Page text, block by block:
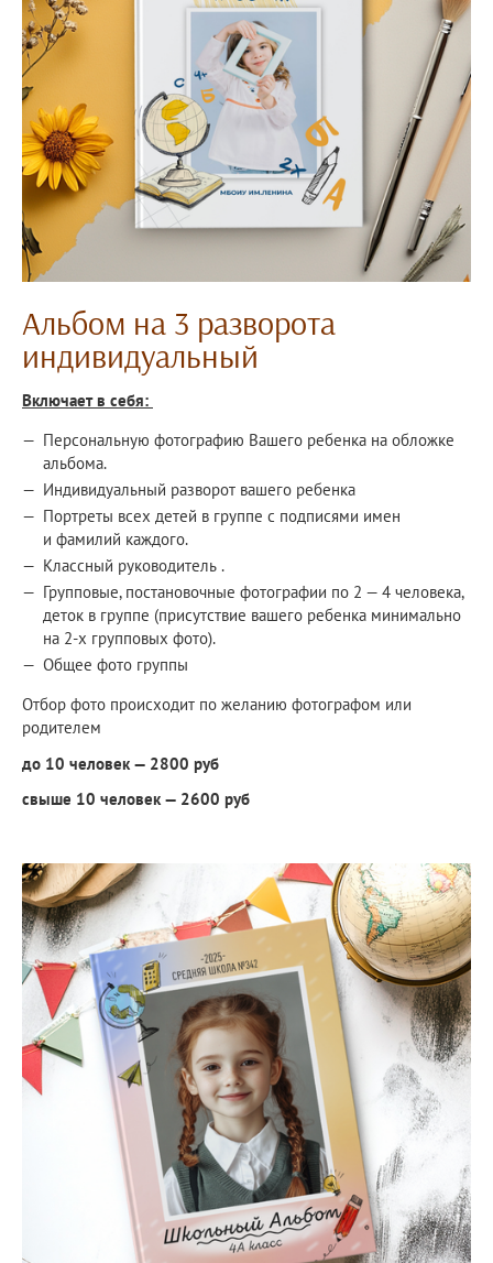
Альбом на 3 разворота
индивидуальный
Включает в себя:
Персональную фотографию Вашего ребенка на обложке
альбома.
Индивидуальный разворот вашего ребенка
Портреты всех детей в группе с подписями имен
и фамилий каждого.
Классный руководитель .
Групповые, постановочные фотографии по 2 — 4 человека,
деток в группе (присутствие вашего ребенка минимально
на 2-х групповых фото).
Общее фото группы
Отбор фото происходит по желанию фотографом или
родителем
до 10 человек — 2800 руб
свыше 10 человек — 2600 руб